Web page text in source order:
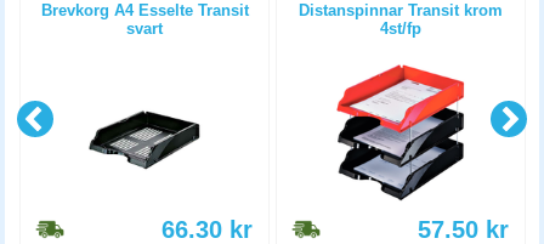
Brevkorg A4 Esselte Transit
svart
66.30 kr
Distanspinnar Transit krom
4st/fp
57.50 kr